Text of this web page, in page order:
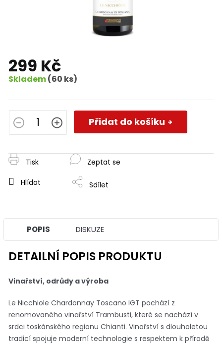
299 Kč
Skladem(60 ks)
Měrná
cena:
Přidat do košíku
Tisk Zeptat se
Hlídat Sdílet
POPIS DISKUZE
DETAILNÍ POPIS PRODUKTU
Vinařství, odrůdy a výroba
Le Nicchiole Chardonnay Toscano IGT pochází z
renomovaného vinařství Trambusti, které se nachází v
srdci toskánského regionu Chianti. Vinařství s dlouholetou
tradicí spojuje moderní technologie s respektem k přírodě